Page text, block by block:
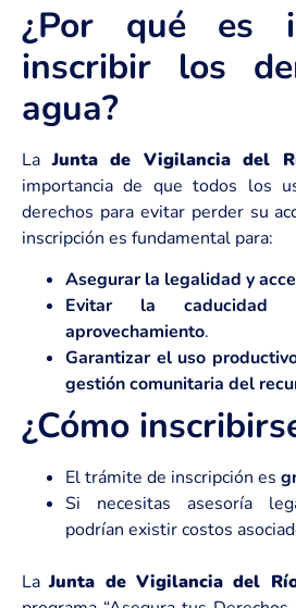
¿Por qué es
inscribir los
agua?
LaJunta de Vigilancia del
importancia de que todos los
derechos para evitar perder su
inscripción es fundamental para:
Asegurar la legalidad y
Evitar la caducidad
aprovechamiento.
Garantizar el uso
gestión comunitaria del
¿Cómo
El trámite de inscripción es
Si necesitas asesoría
podrían existir costos
LaJunta de Vigilancia del